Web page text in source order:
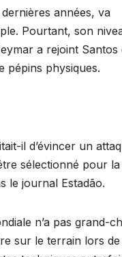
années, va
Pourtant, son
a rejoint Santos
pépins physiques.
il d’évincer un
sélectionné pour la
le journal Estadão.
n’a pas grand-
sur le terrain lors de